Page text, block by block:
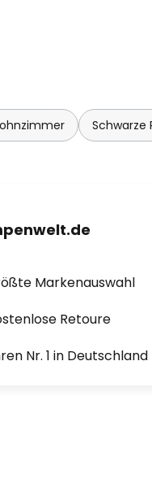
Schwarze
Markenauswahl
Retoure
Nr. 1 in Deutschland